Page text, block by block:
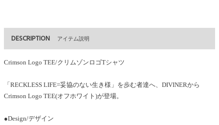
DESCRIPTION アイテム説明
Crimson Logo TEE/クリムゾンロゴTシャツ
「RECKLESS LIFE=妥協のない生き様」を歩む者達へ、DIVINERから
Crimson Logo TEE(オフホワイト)が登場。
●Design/デザイン